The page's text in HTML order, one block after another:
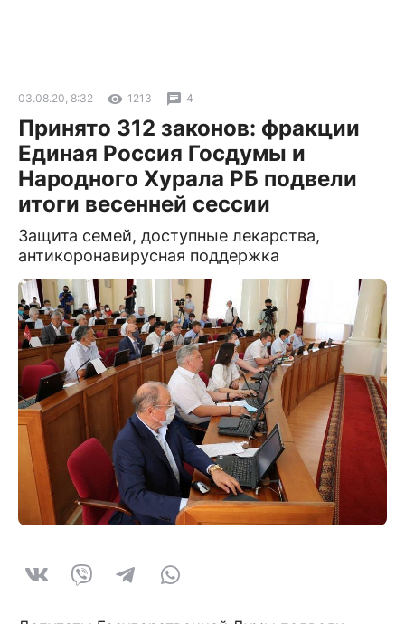
03.08.20, 8:32 1213 4
Принято 312 законов: фракции
Единая Россия Госдумы и
Народного Хурала РБ подвели
итоги весенней сессии
Защита семей, доступные лекарства,
антикоронавирусная поддержка